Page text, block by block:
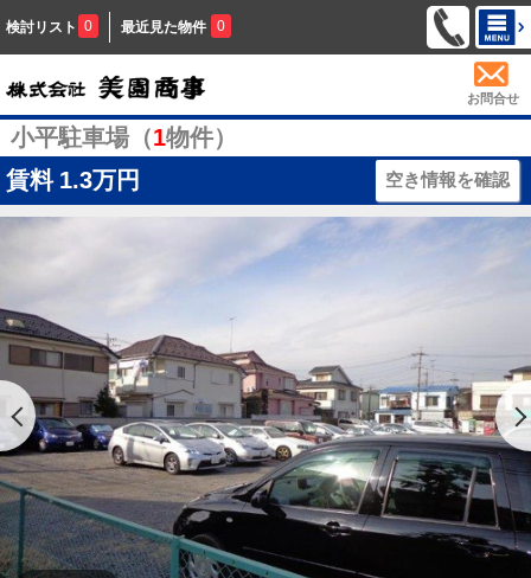
検討リスト 0 最近見た物件 0
お問合せ
小平駐車場（1物件）
賃料 1.3万円 空き情報を確認